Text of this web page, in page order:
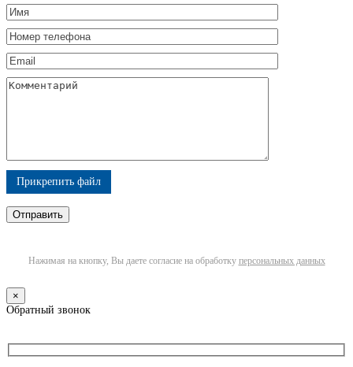
Прикрепить файл
Нажимая на кнопку, Вы даете согласие на обработку персональных данных
×
Обратный звонок